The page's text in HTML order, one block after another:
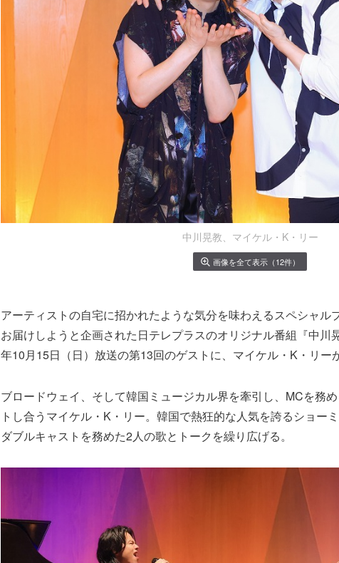
中川晃教、マイケル・K・リー
画像を全て表示（12件）
アーティストの自宅に招かれたような気分を味わえるスペシャル
お届けしようと企画された日テレプラスのオリジナル番組『中川
年10月15日（日）放送の第13回のゲストに、マイケル・K・リー
ブロードウェイ、そして韓国ミュージカル界を牽引し、MCを務
トし合うマイケル・K・リー。韓国で熱狂的な人気を誇るショー
ダブルキャストを務めた2人の歌とトークを繰り広げる。